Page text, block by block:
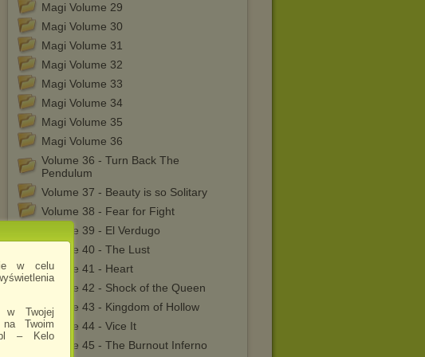
w celu
w Twojej
Twoim
– Kelo
Magi Volume 29
Magi Volume 30
Magi Volume 31
Magi Volume 32
Magi Volume 33
Magi Volume 34
Magi Volume 35
Magi Volume 36
Volume 36 - Turn Back The
Pendulum
Volume 37 - Beauty is so Solitary
Volume 38 - Fear for Fight
Volume 39 - El Verdugo
Volume 40 - The Lust
Volume 41 - Heart
Volume 42 - Shock of the Queen
Volume 43 - Kingdom of Hollow
Volume 44 - Vice It
Volume 45 - The Burnout Inferno